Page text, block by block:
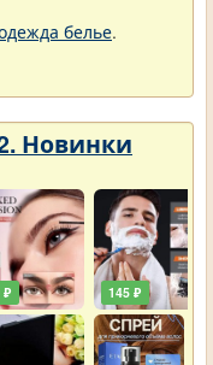
белье.
Новинки
₽ 145 ₽